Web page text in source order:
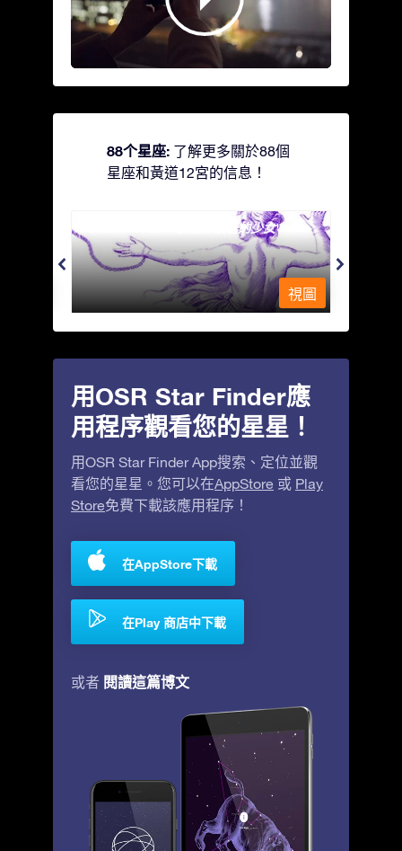
88个星座: 了解更多關於88個
星座和黃道12宮的信息！
Andromeda - 被鐵鍊鎖著的少女
視圖
用OSR Star Finder應
用程序觀看您的星星！
用OSR Star Finder App搜索、定位並觀
看您的星星。您可以在AppStore 或 Play
Store免費下載該應用程序！
在AppStore下載
在Play 商店中下載
或者 閱讀這篇博文